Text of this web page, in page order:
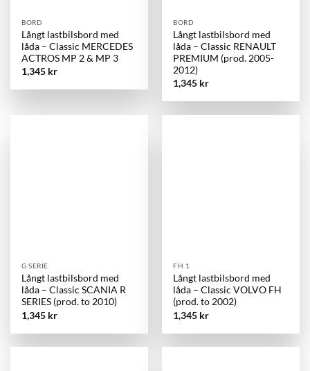
BORD
Långt lastbilsbord med
låda – Classic MERCEDES
ACTROS MP 2 & MP 3
1,345 kr
BORD
Långt lastbilsbord med
låda – Classic RENAULT
PREMIUM (prod. 2005-
2012)
1,345 kr
G SERIE
Långt lastbilsbord med
låda – Classic SCANIA R
SERIES (prod. to 2010)
1,345 kr
FH 1
Långt lastbilsbord med
låda – Classic VOLVO FH
(prod. to 2002)
1,345 kr